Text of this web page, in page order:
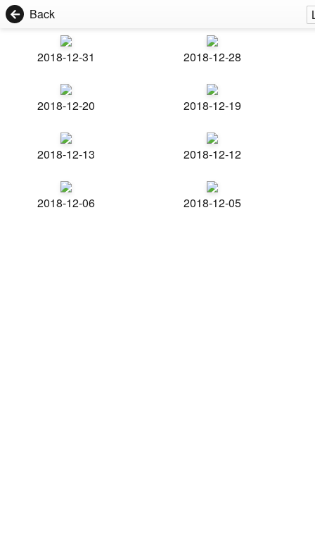
Back
2018-12-31 2018-12-28
2018-12-20 2018-12-19
2018-12-13 2018-12-12
2018-12-06 2018-12-05